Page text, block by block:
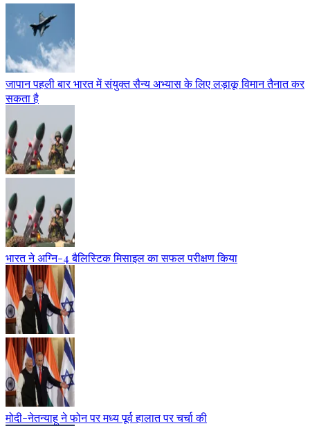
जापान पहली बार भारत में संयुक्त सैन्य अभ्यास के लिए लड़ाकू विमान तैनात कर
सकता है
भारत ने अग्नि-4 बैलिस्टिक मिसाइल का सफल परीक्षण किया
मोदी-नेतन्याहू ने फोन पर मध्य पूर्व हालात पर चर्चा की